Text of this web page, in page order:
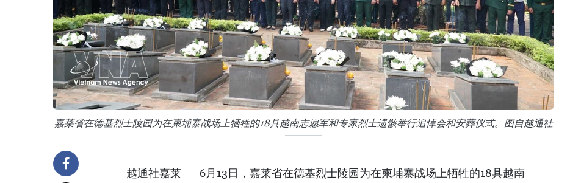
嘉莱省在德基烈士陵园为在柬埔寨战场上牺牲的18具越南志愿军和专家烈士遗骸举行追悼会和安葬仪式。图自越通社
越通社嘉莱——6月13日，嘉莱省在德基烈士陵园为在柬埔寨战场上牺牲的18具越南